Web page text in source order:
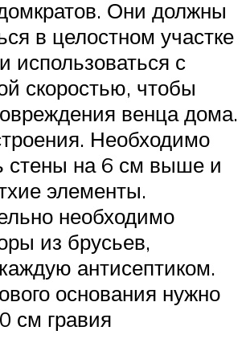
Они должны
в целостном участке
использоваться с
скоростью, чтобы
венца дома.
Необходимо
стены на 6 см выше и
элементы.
необходимо
из брусьев,
антисептиком.
основания нужно
см гравия